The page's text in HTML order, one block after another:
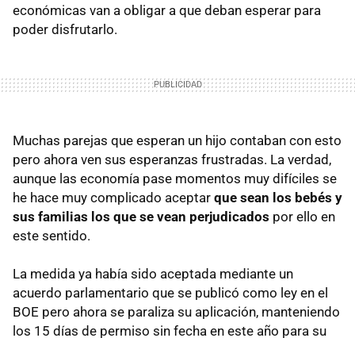
económicas van a obligar a que deban esperar para
poder disfrutarlo.
Muchas parejas que esperan un hijo contaban con esto
pero ahora ven sus esperanzas frustradas. La verdad,
aunque las economía pase momentos muy difíciles se
he hace muy complicado aceptar que sean los bebés y
sus familias los que se vean perjudicados por ello en
este sentido.
La medida ya había sido aceptada mediante un
acuerdo parlamentario que se publicó como ley en el
BOE pero ahora se paraliza su aplicación, manteniendo
los 15 días de permiso sin fecha en este año para su